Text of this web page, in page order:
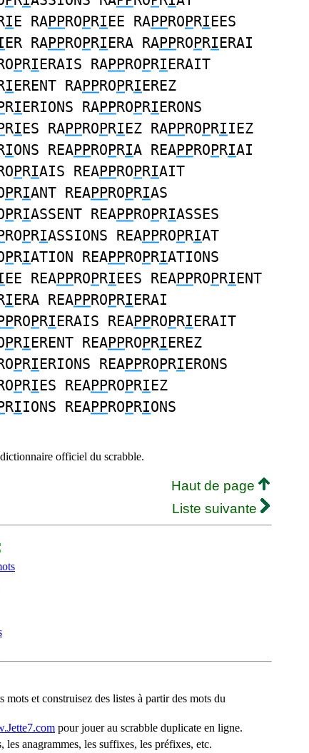
IE RAPPROPRIEE RAPPROPRIEES
ER RAPPROPRIERA RAPPROPRIERAI
PRIERAIS RAPPROPRIERAIT
IERENT RAPPROPRIEREZ
RIERIONS RAPPROPRIERONS
RIES RAPPROPRIEZ RAPPROPRIIEZ
IONS REAPPROPRIA REAPPROPRIAI
PRIAIS REAPPROPRIAIT
PRIANT REAPPROPRIAS
PRIASSENT REAPPROPRIASSES
ROPRIASSIONS REAPPROPRIAT
PRIATION REAPPROPRIATIONS
EE REAPPROPRIEES REAPPROPRIENT
IERA REAPPROPRIERAI
ROPRIERAIS REAPPROPRIERAIT
PRIERENT REAPPROPRIEREZ
PRIERIONS REAPPROPRIERONS
PRIES REAPPROPRIEZ
RIIONS REAPPROPRIONS
officiel du scrabble.
Haut de page
Liste suivante
mots et construisez des listes à partir des mots du
pour jouer au scrabble duplicate en ligne.
les anagrammes, les suffixes, les préfixes, etc.